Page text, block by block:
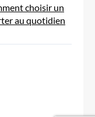
choisir un
au quotidien